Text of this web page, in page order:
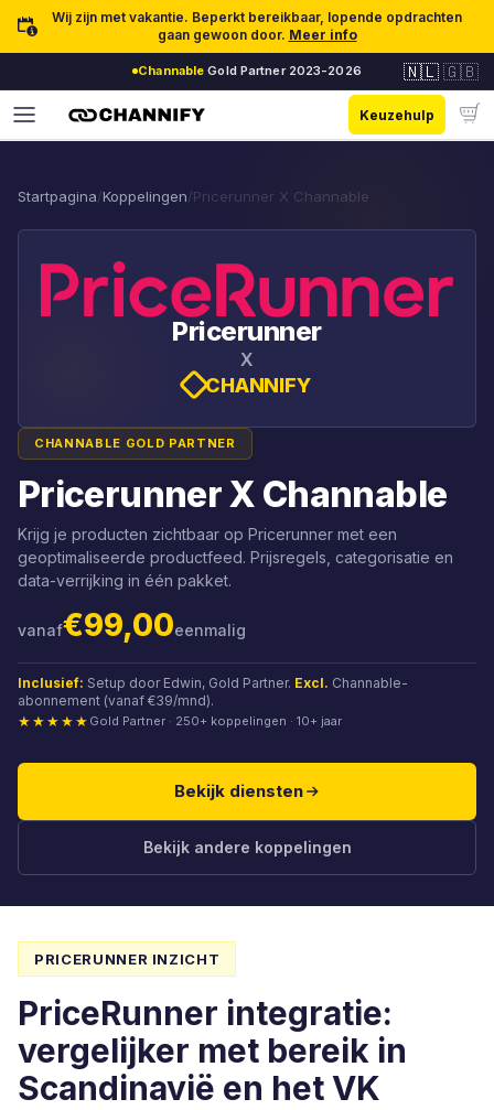
Ga naar inhoudWij zijn met vakantie. Beperkt bereikbaar, lopende opdrachten
gaan gewoon door. Meer info
Channable Gold Partner 2023-2026 🇳🇱 🇬🇧
Keuzehulp
Startpagina/Koppelingen/Pricerunner X Channable
Pricerunner
X
CHANNIFY
CHANNABLE GOLD PARTNER
Pricerunner X Channable
Krijg je producten zichtbaar op Pricerunner met een
geoptimaliseerde productfeed. Prijsregels, categorisatie en
data-verrijking in één pakket.
vanaf€99,00eenmalig
Inclusief: Setup door Edwin, Gold Partner. Excl. Channable-
abonnement (vanaf €39/mnd).
★★★★★ Gold Partner · 250+ koppelingen · 10+ jaar
Bekijk diensten
Bekijk andere koppelingen
PRICERUNNER INZICHT
PriceRunner integratie:
vergelijker met bereik in
Scandinavië en het VK